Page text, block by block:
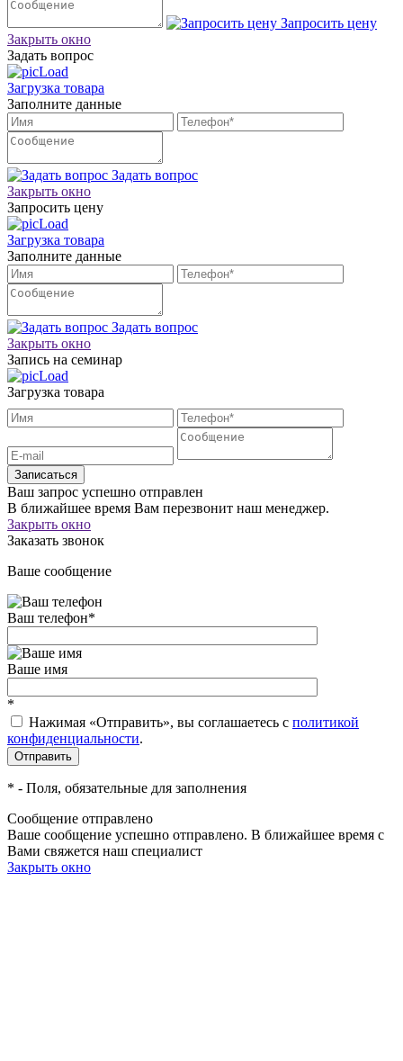
Запросить цену
Закрыть окно
Задать вопрос
Загрузка товара
Заполните данные
Задать вопрос
Закрыть окно
Запросить цену
Загрузка товара
Заполните данные
Задать вопрос
Закрыть окно
Запись на семинар
Загрузка товара
Записаться
Ваш запрос успешно отправлен
В ближайшее время Вам перезвонит наш менеджер.
Закрыть окно
Заказать звонок
Ваше сообщение
Ваш телефон*
Ваше имя
*
Нажимая «Отправить», вы соглашаетесь c политикой
конфиденциальности.
* - Поля, обязательные для заполнения
Сообщение отправлено
Ваше сообщение успешно отправлено. В ближайшее время с
Вами свяжется наш специалист
Закрыть окно